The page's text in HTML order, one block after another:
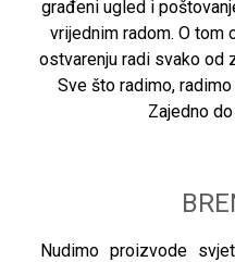
građeni ugled i
vrijednim radom. O tom
ostvarenju radi svako od
Sve što radimo,
Zajedno
Nudimo proizvode